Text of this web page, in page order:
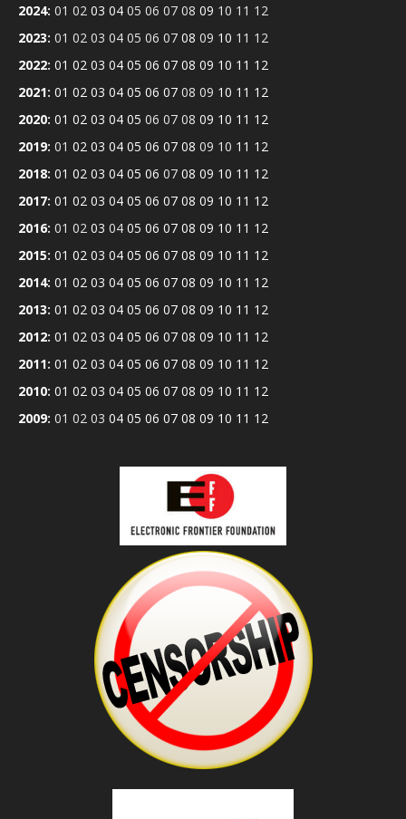
2024: 01 02 03 04 05 06 07 08 09 10 11 12
2023: 01 02 03 04 05 06 07 08 09 10 11 12
2022: 01 02 03 04 05 06 07 08 09 10 11 12
2021: 01 02 03 04 05 06 07 08 09 10 11 12
2020: 01 02 03 04 05 06 07 08 09 10 11 12
2019: 01 02 03 04 05 06 07 08 09 10 11 12
2018: 01 02 03 04 05 06 07 08 09 10 11 12
2017: 01 02 03 04 05 06 07 08 09 10 11 12
2016: 01 02 03 04 05 06 07 08 09 10 11 12
2015: 01 02 03 04 05 06 07 08 09 10 11 12
2014: 01 02 03 04 05 06 07 08 09 10 11 12
2013: 01 02 03 04 05 06 07 08 09 10 11 12
2012: 01 02 03 04 05 06 07 08 09 10 11 12
2011: 01 02 03 04 05 06 07 08 09 10 11 12
2010: 01 02 03 04 05 06 07 08 09 10 11 12
2009: 01 02 03 04 05 06 07 08 09 10 11 12